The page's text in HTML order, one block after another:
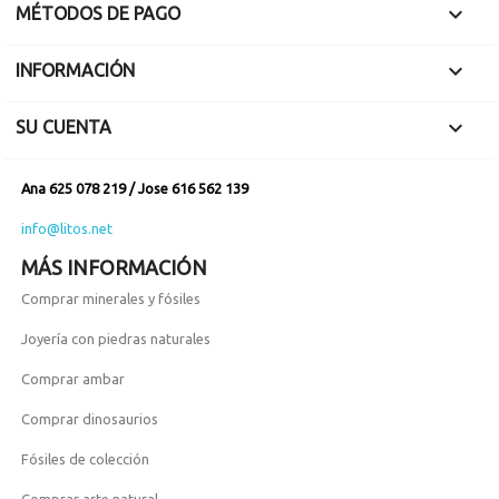
MÉTODOS DE PAGO 
INFORMACIÓN 
SU CUENTA 
Ana 625 078 219 / Jose 616 562 139
info@litos.net
MÁS INFORMACIÓN
Comprar minerales y fósiles
Joyería con piedras naturales
Comprar ambar
Comprar dinosaurios
Fósiles de colección